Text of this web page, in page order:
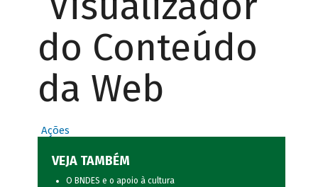
do Conteúdo
da Web
Ações
VEJA TAMBÉM
O BNDES e o apoio à cultura